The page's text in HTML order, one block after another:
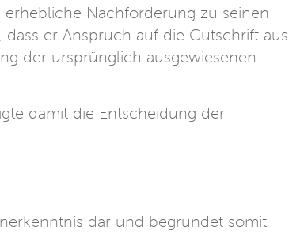
Nachforderung zu seinen
er Anspruch auf die Gutschrift aus
der ursprünglich ausgewiesenen
damit die Entscheidung der
dar und begründet somit